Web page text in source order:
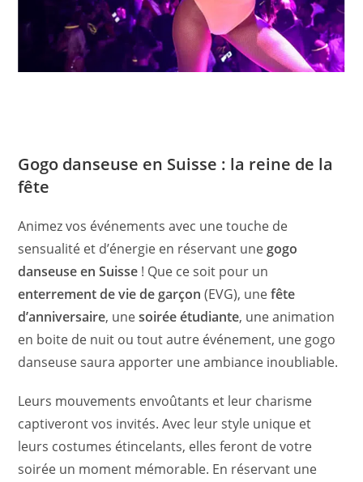
Gogo danseuse en Suisse : la reine de la
fête
Animez vos événements avec une touche de
sensualité et d’énergie en réservant une gogo
danseuse en Suisse ! Que ce soit pour un
enterrement de vie de garçon (EVG), unefête
d’anniversaire, unesoirée étudiante, une animation
en boite de nuit ou tout autre événement, une gogo
danseuse saura apporter une ambiance inoubliable.
Leurs mouvements envoûtants et leur charisme
captiveront vos invités. Avec leur style unique et
leurs costumes étincelants, elles feront de votre
soirée un moment mémorable. En réservant une